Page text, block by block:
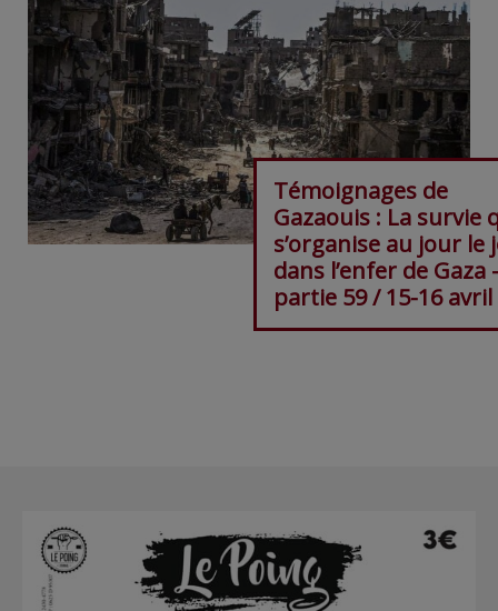
Témoignages de
Gazaouis : La survie
s’organise au jour le
dans l’enfer de Gaza
partie 59 / 15-16 avril